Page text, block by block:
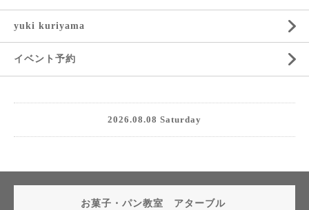
yuki kuriyama
イベント予約
2026.08.08 Saturday
お菓子・パン教室 アターブル